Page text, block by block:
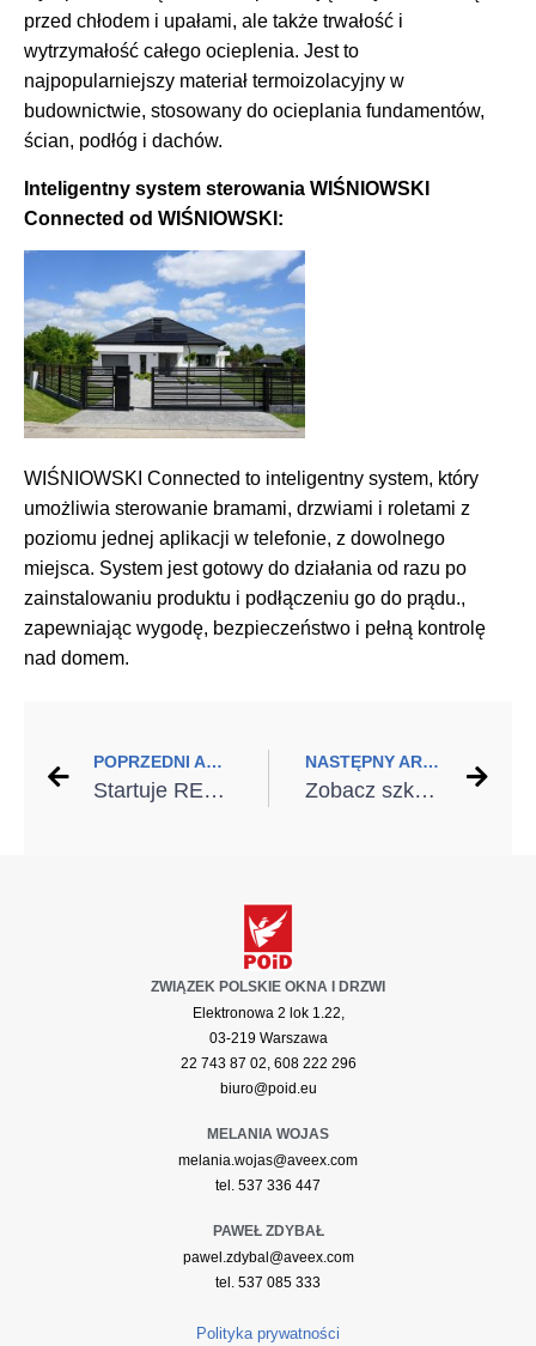
przed chłodem i upałami, ale także trwałość i
wytrzymałość całego ocieplenia. Jest to
najpopularniejszy materiał termoizolacyjny w
budownictwie, stosowany do ocieplania fundamentów,
ścian, podłóg i dachów.
Inteligentny system sterowania WIŚNIOWSKI
Connected od WIŚNIOWSKI:
WIŚNIOWSKI Connected to inteligentny system, który
umożliwia sterowanie bramami, drzwiami i roletami z
poziomu jednej aplikacji w telefonie, z dowolnego
miejsca. System jest gotowy do działania od razu po
zainstalowaniu produktu i podłączeniu go do prądu.,
zapewniając wygodę, bezpieczeństwo i pełną kontrolę
nad domem.
POPRZEDNI ARTYKUŁ
Startuje RECOBUD – Kompleksowe rozwiązanie dla odpadów budowlanych.
NASTĘPNY ARTYKUŁ
Zobacz szkolenie KRISHOME dla uczniów i nauczycieli
ZWIĄZEK POLSKIE OKNA I DRZWI
Elektronowa 2 lok 1.22,
03-219 Warszawa
22 743 87 02, 608 222 296
biuro@poid.eu
MELANIA WOJAS
melania.wojas@aveex.com
tel. 537 336 447
PAWEŁ ZDYBAŁ
pawel.zdybal@aveex.com
tel. 537 085 333
Polityka prywatności